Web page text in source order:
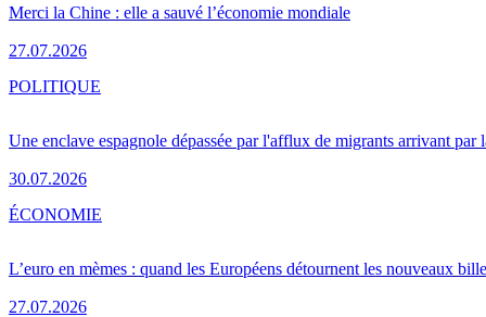
Merci la Chine : elle a sauvé l’économie mondiale
27.07.2026
Une enclave espagnole dépassée par l'afflux de migrants arrivant par
30.07.2026
POLITIQUE
L’euro en mèmes : quand les Européens détournent les nouveaux
27.07.2026
ÉCONOMIE